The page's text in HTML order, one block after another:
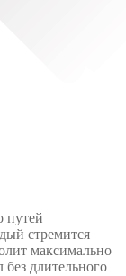
путей
стремится
максимально
длительного